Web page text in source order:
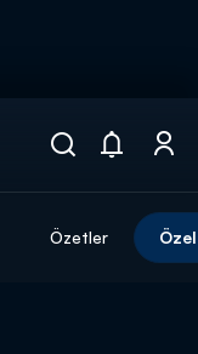
Özetler